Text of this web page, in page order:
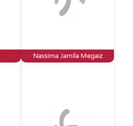
Nassima Jamila Megaiz